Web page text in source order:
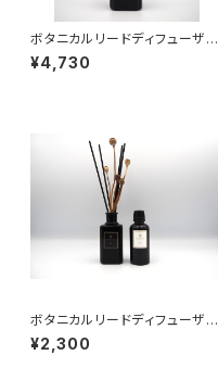
ボタニカルリードディフューザー
03
¥4,730
ボタニカルリードディフューザー
01（リフィル）
¥2,300